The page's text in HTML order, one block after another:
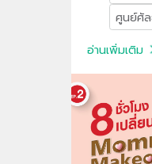
ศูนย์ศั
อ่านเพิ่มเติม